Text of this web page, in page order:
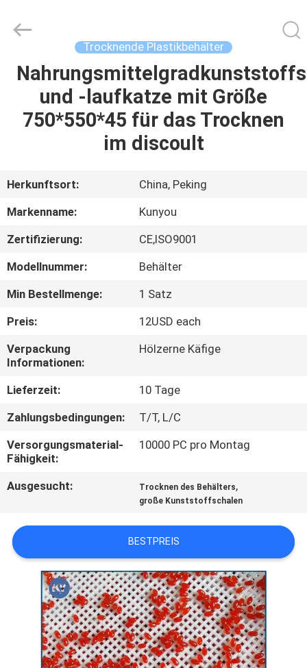
ZU
HAUSE
VIDEOS
UNS
WERKSBESICHTIGUNG
QUALITÄTSKONTROLLE
NEUIGKEITEN
BITTE UM
EIN
ANGEBOT
PRIVACY
POLICY
Pharmatech
Co.,LTD..
Trocknende Plastikbehälter
und -laufkatze mit Größe
750*550*45 für das Trocknen
im discoult
Herkunftsort:
China, Peking
Markenname:
Kunyou
Zertifizierung:
CE,ISO9001
Modellnummer:
Behälter
Min Bestellmenge:
1 Satz
Preis:
12USD each
Verpackung
Informationen:
Hölzerne Käfige
Lieferzeit:
10 Tage
Zahlungsbedingungen:
T/T, L/C
Versorgungsmaterial-
Fähigkeit:
10000 PC pro Montag
Ausgesucht: Trocknen des Behälters,
große Kunststoffschalen
BESTPREIS